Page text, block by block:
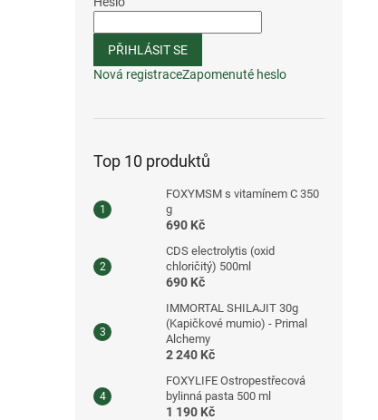
PŘIHLÁSIT SE
Nová registraceZapomenuté heslo
Top 10 produktů
FOXYMSM s vitamínem C 350
g
690 Kč
CDS electrolytis (oxid
chloričitý) 500ml
690 Kč
IMMORTAL SHILAJIT 30g
(Kapičkové mumio) - Primal
Alchemy
2 240 Kč
FOXYLIFE Ostropestřecová
bylinná pasta 500 ml
1 190 Kč